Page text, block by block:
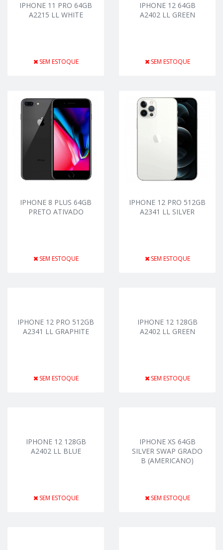
IPHONE 11 PRO 64GB
A2215 LL WHITE
SEM ESTOQUE
IPHONE 12 64GB
A2402 LL GREEN
SEM ESTOQUE
IPHONE 8 PLUS 64GB
PRETO ATIVADO
SEM ESTOQUE
IPHONE 12 PRO 512GB
A2341 LL SILVER
SEM ESTOQUE
IPHONE 12 PRO 512GB
A2341 LL GRAPHITE
SEM ESTOQUE
IPHONE 12 128GB
A2402 LL GREEN
SEM ESTOQUE
IPHONE 12 128GB
A2402 LL BLUE
SEM ESTOQUE
IPHONE XS 64GB
SILVER SWAP GRADO
B (AMERICANO)
SEM ESTOQUE